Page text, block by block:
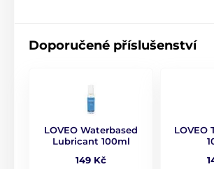
Doporučené příslušenství
LOVEO Waterbased
Lubricant 100ml
149 Kč
LOVEO